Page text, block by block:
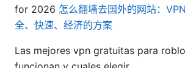
for 2026 怎么翻墙去国外的网站：
全、快速、经济的方案
Las mejores vpn gratuitas para